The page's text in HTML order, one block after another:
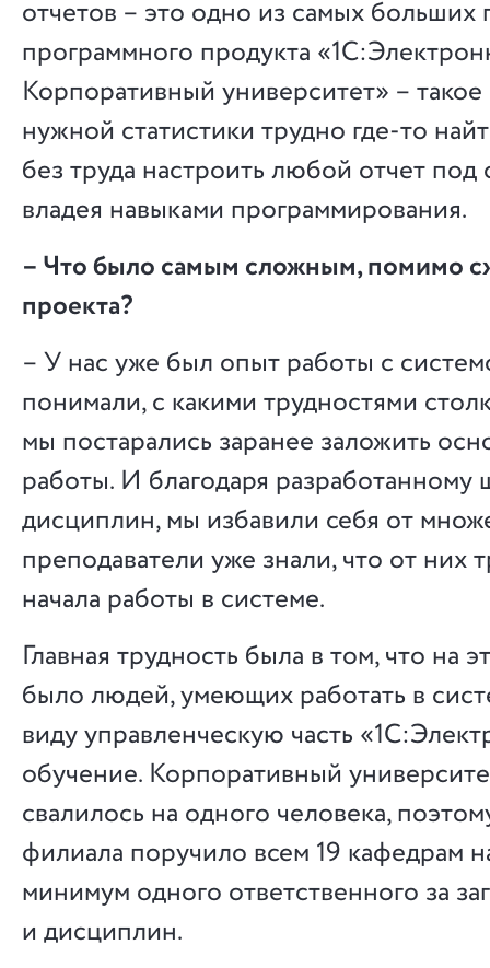
отчетов – это одно из самых
программного продукта
Корпоративный университет» –
нужной статистики трудно где-то
без труда настроить любой отчет под
владея навыками программирования.
– Что было самым сложным, помимо
проекта?
– У нас уже был опыт работы с
понимали, с какими трудностями
мы постарались заранее заложить
работы. И благодаря разработанному
дисциплин, мы избавили себя от
преподаватели уже знали, что от них
начала работы в системе.
Главная трудность была в том, что на
было людей, умеющих работать в
виду управленческую часть
обучение. Корпоративный
свалилось на одного человека,
филиала поручило всем 19 кафедрам
минимум одного ответственного за
и дисциплин.